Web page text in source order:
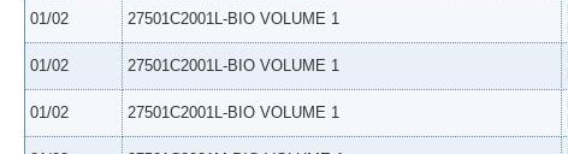
01/02 27501C2001L-BIO VOLUME 1
01/02 27501C2001L-BIO VOLUME 1
01/02 27501C2001L-BIO VOLUME 1